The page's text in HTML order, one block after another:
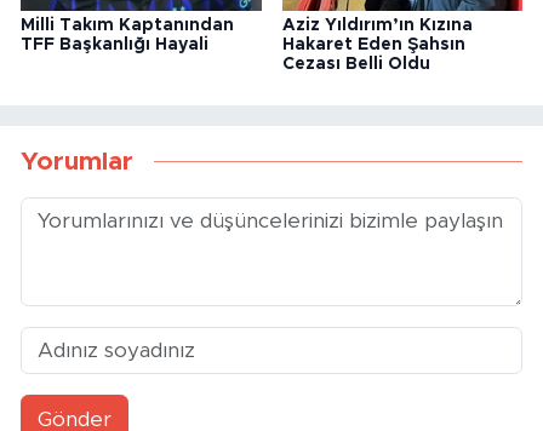
Milli Takım Kaptanından
TFF Başkanlığı Hayali
Aziz Yıldırım’ın Kızına
Hakaret Eden Şahsın
Cezası Belli Oldu
Yorumlar
Gönder